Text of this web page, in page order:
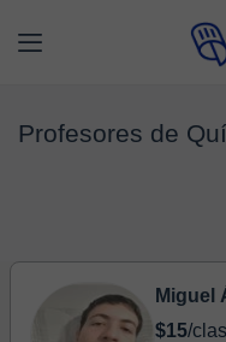
Profesores de
Miguel
$15/